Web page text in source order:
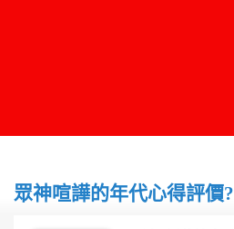
眾神喧譁的年代心得評價?